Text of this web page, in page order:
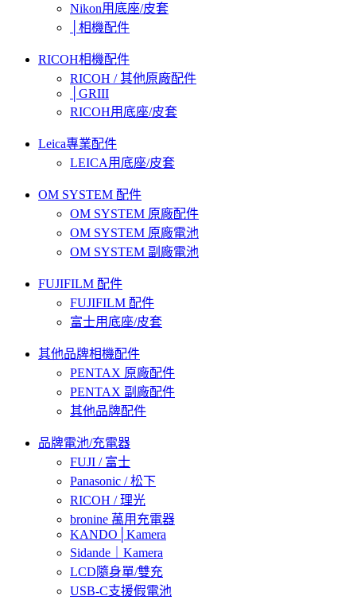
Nikon用底座/皮套
│相機配件
RICOH相機配件
RICOH / 其他原廠配件
│GRIII
RICOH用底座/皮套
Leica專業配件
LEICA用底座/皮套
OM SYSTEM 配件
OM SYSTEM 原廠配件
OM SYSTEM 原廠電池
OM SYSTEM 副廠電池
FUJIFILM 配件
FUJIFILM 配件
富士用底座/皮套
其他品牌相機配件
PENTAX 原廠配件
PENTAX 副廠配件
其他品牌配件
品牌電池/充電器
FUJI / 富士
Panasonic / 松下
RICOH / 理光
bronine 萬用充電器
KANDO│Kamera
Sidande｜Kamera
LCD隨身單/雙充
USB-C支援假電池